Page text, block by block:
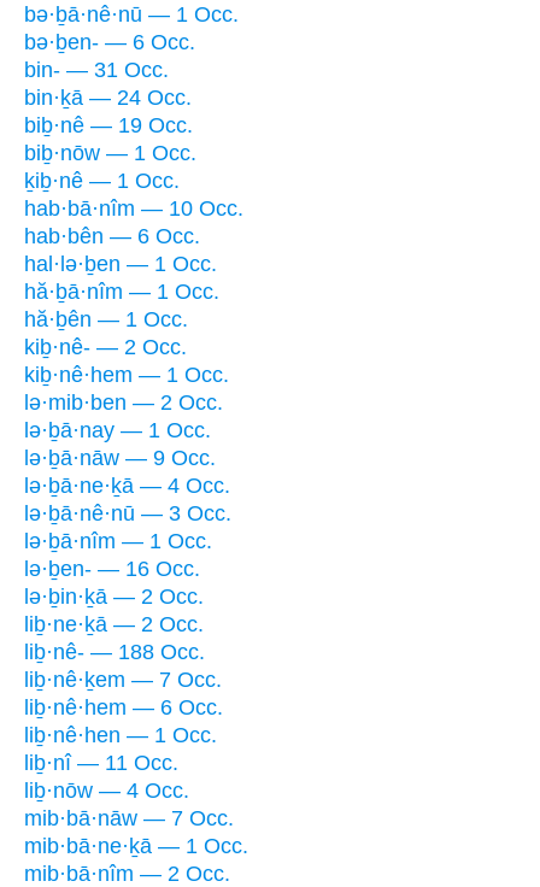
bə·ḇā·nê·nū — 1 Occ.
bə·ḇen- — 6 Occ.
bin- — 31 Occ.
bin·ḵā — 24 Occ.
biḇ·nê — 19 Occ.
biḇ·nōw — 1 Occ.
ḵiḇ·nê — 1 Occ.
hab·bā·nîm — 10 Occ.
hab·bên — 6 Occ.
hal·lə·ḇen — 1 Occ.
hă·ḇā·nîm — 1 Occ.
hă·ḇên — 1 Occ.
kiḇ·nê- — 2 Occ.
kiḇ·nê·hem — 1 Occ.
lə·mib·ben — 2 Occ.
lə·ḇā·nay — 1 Occ.
lə·ḇā·nāw — 9 Occ.
lə·ḇā·ne·ḵā — 4 Occ.
lə·ḇā·nê·nū — 3 Occ.
lə·ḇā·nîm — 1 Occ.
lə·ḇen- — 16 Occ.
lə·ḇin·ḵā — 2 Occ.
liḇ·ne·ḵā — 2 Occ.
liḇ·nê- — 188 Occ.
liḇ·nê·ḵem — 7 Occ.
liḇ·nê·hem — 6 Occ.
liḇ·nê·hen — 1 Occ.
liḇ·nî — 11 Occ.
liḇ·nōw — 4 Occ.
mib·bā·nāw — 7 Occ.
mib·bā·ne·ḵā — 1 Occ.
mib·bā·nîm — 2 Occ.